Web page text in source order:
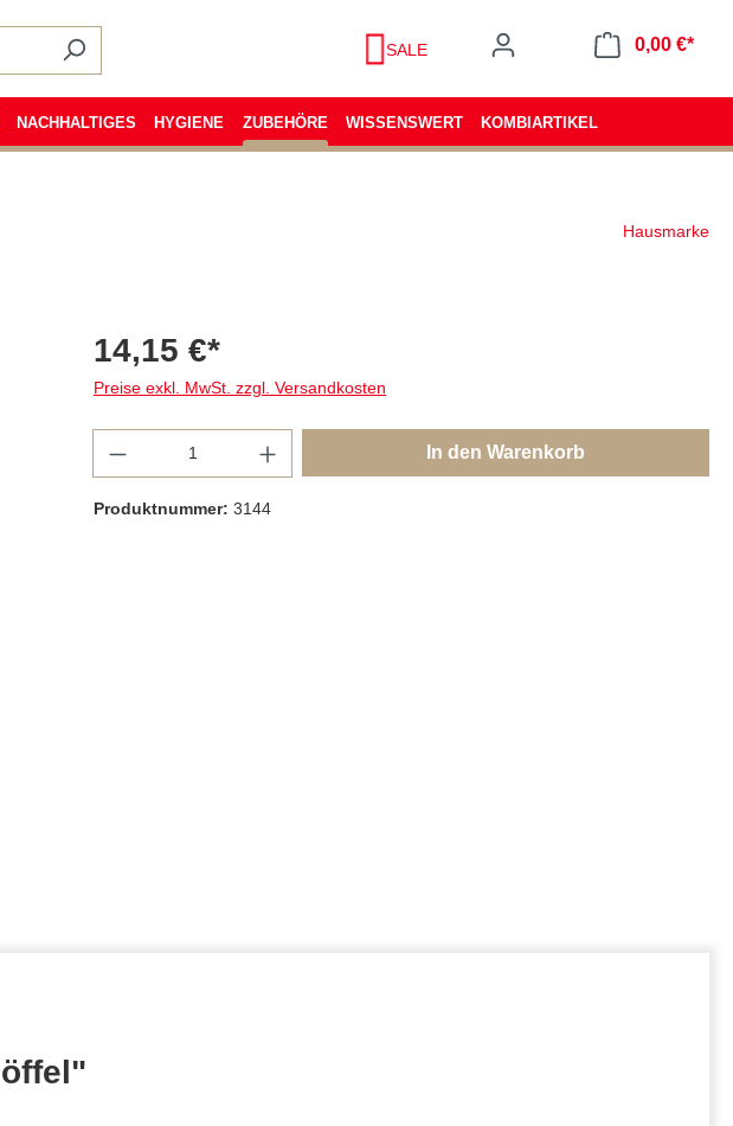
SALE
0,00 €*
NACHHALTIGES HYGIENE ZUBEHÖRE WISSENSWERT KOMBIARTIKEL
Hausmarke
14,15 €*
Preise exkl. MwSt. zzgl. Versandkosten
In den Warenkorb
Produktnummer: 3144